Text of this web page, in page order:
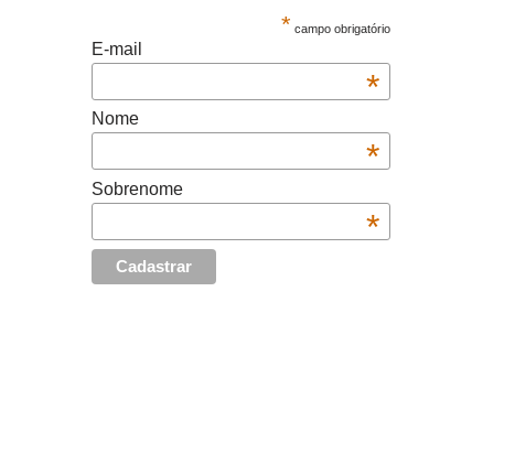
* campo obrigatório
E-mail
*
Nome
*
Sobrenome
*